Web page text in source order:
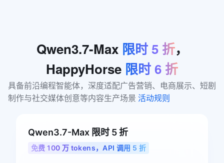
Qwen3.7-Max 限时 5 折，
HappyHorse 限时 6 折
具备前沿编程智能体，深度适配广告营销、电商展示、短剧
制作与社交媒体创意等内容生产场景 活动规则
Qwen3.7-Max 限时 5 折
免费 100 万 tokens，API 调用 5 折